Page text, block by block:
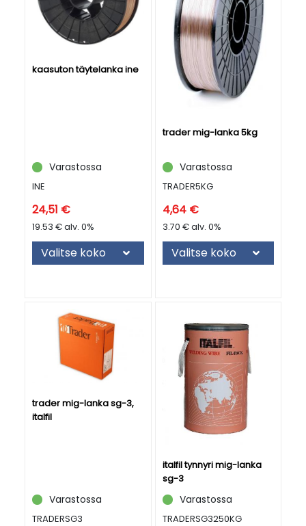
Autamma aina mielellämme kaikessa hitsaukseen liittyvässä, olipa
kyse MIG-hitsauslangoista tai muusta hitsaukseen liittyvästä niin
ota yhteyttä. Pirkka-Hitsillä olemme palvelleet hitsaukseen liittyvissä
asioissa jo yli 30 vuotta, jonka aikana onnistunut palvelu on aina
Ota siis vain yhteyttä ja autamme aina
mielellämme!
kaasuton täytelanka ine
Varastossa
INE
24,51 €
19.53 € alv. 0%
Valitse koko
trader mig-lanka 5kg
Varastossa
TRADER5KG
4,64 €
3.70 € alv. 0%
Valitse koko
trader mig-lanka sg-3,
italfil
Varastossa
TRADERSG3
italfil tynnyri mig-lanka
sg-3
Varastossa
TRADERSG3250KG